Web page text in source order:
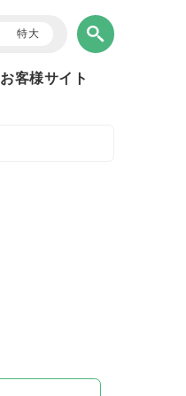
特大
お客様サイト